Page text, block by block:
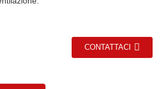
CONTATTACI